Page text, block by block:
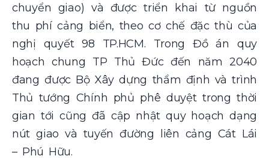
chuyển giao) và được triển khai từ nguồn
thu phí cảng biển, theo cơ chế đặc thù của
nghị quyết 98 TP.HCM. Trong Đồ án quy
hoạch chung TP Thủ Đức đến năm 2040
đang được Bộ Xây dựng thẩm định và trình
Thủ tướng Chính phủ phê duyệt trong thời
gian tới cũng đã cập nhật quy hoạch dạng
nút giao và tuyến đường liên cảng Cát Lái
– Phú Hữu.